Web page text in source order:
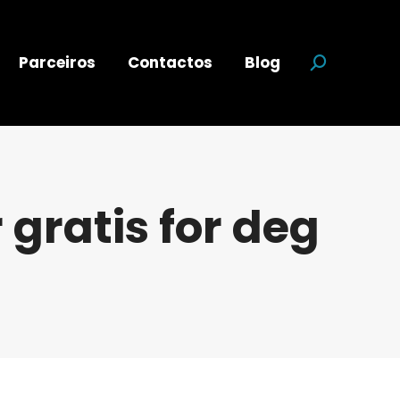
Parceiros Contactos Blog Search:
gratis for deg